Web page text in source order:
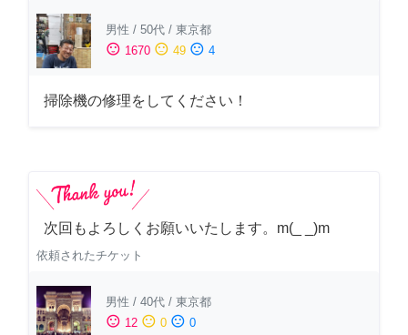
男性 / 50代 / 東京都
sentiment_satisfied 1670 sentiment_neutral 49 sentiment_dissatisfied 4
掃除機の修理をしてください！
次回もよろしくお願いいたします。m(_ _)m
依頼されたチケット
男性 / 40代 / 東京都
sentiment_satisfied 12 sentiment_neutral 0 sentiment_dissatisfied 0